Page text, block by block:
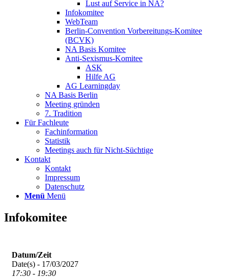
Lust auf Service in NA?
Infokomitee
WebTeam
Berlin-Convention Vorbereitungs-Komitee
(BCVK)
NA Basis Komitee
Anti-Sexismus-Komitee
ASK
Hilfe AG
AG Learningday
NA Basis Berlin
Meeting gründen
7. Tradition
Für Fachleute
Fachinformation
Statistik
Meetings auch für Nicht-Süchtige
Kontakt
Kontakt
Impressum
Datenschutz
Menü Menü
Infokomitee
Datum/Zeit
Date(s) - 17/03/2027
17:30 - 19:30